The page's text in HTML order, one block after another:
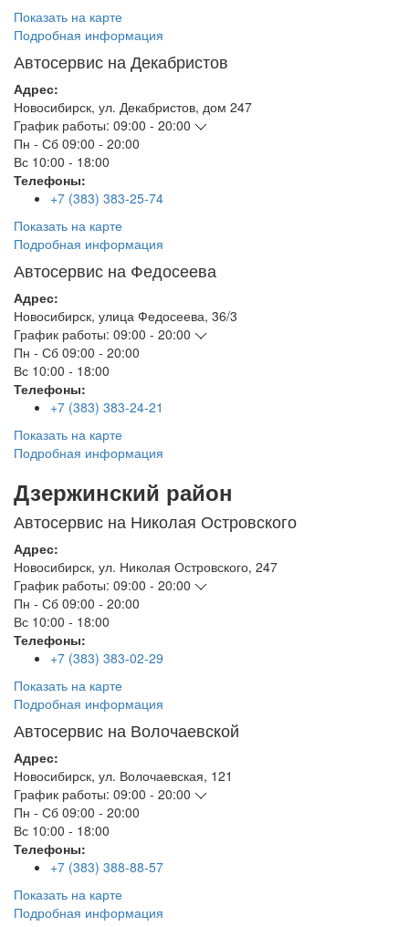
Показать на карте
Подробная информация
Автосервис на Декабристов
Адрес:
Новосибирск, ул. Декабристов, дом 247
График работы: 09:00 - 20:00
Пн - Сб 09:00 - 20:00
Вс 10:00 - 18:00
Телефоны:
+7 (383) 383-25-74
Показать на карте
Подробная информация
Автосервис на Федосеева
Адрес:
Новосибирск, улица Федосеева, 36/3
График работы: 09:00 - 20:00
Пн - Сб 09:00 - 20:00
Вс 10:00 - 18:00
Телефоны:
+7 (383) 383-24-21
Показать на карте
Подробная информация
Дзержинский район
Автосервис на Николая Островского
Адрес:
Новосибирск, ул. Николая Островского, 247
График работы: 09:00 - 20:00
Пн - Сб 09:00 - 20:00
Вс 10:00 - 18:00
Телефоны:
+7 (383) 383-02-29
Показать на карте
Подробная информация
Автосервис на Волочаевской
Адрес:
Новосибирск, ул. Волочаевская, 121
График работы: 09:00 - 20:00
Пн - Сб 09:00 - 20:00
Вс 10:00 - 18:00
Телефоны:
+7 (383) 388-88-57
Показать на карте
Подробная информация